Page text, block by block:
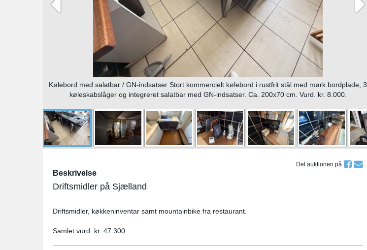
Kølebord med salatbar / GN-indsatser Stort kommercielt kølebord i rustfrit stål med mørk bordplade, 3
køleskabslåger og integreret salatbar med GN-indsatser. Ca. 200x70 cm. Vurd. kr. 8.000.
Del auktionen på
Beskrivelse
Driftsmidler på Sjælland
Driftsmidler, køkkeninventar samt mountainbike fra restaurant.
Samlet vurd. kr. 47.300.